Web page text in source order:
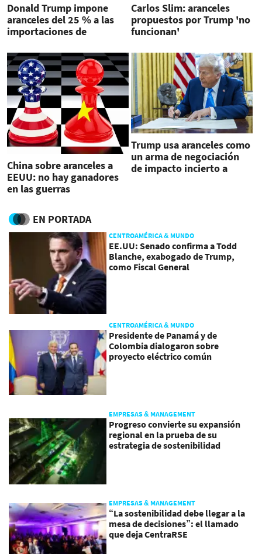
Donald Trump impone
aranceles del 25 % a las
importaciones de
estadounidenses
Carlos Slim: aranceles
propuestos por Trump 'no
funcionan'
China sobre aranceles a
EEUU: no hay ganadores
en las guerras
presión y las amenazas no
funcionarán
Trump usa aranceles como
un arma de negociación
de impacto incierto a
EN PORTADA
CENTROAMÉRICA & MUNDO
EE.UU: Senado confirma a Todd
Blanche, exabogado de Trump,
como Fiscal General
CENTROAMÉRICA & MUNDO
Presidente de Panamá y de
Colombia dialogaron sobre
proyecto eléctrico común
EMPRESAS & MANAGEMENT
Progreso convierte su expansión
regional en la prueba de su
estrategia de sostenibilidad
EMPRESAS & MANAGEMENT
“La sostenibilidad debe llegar a la
mesa de decisiones”: el llamado
que deja CentraRSE